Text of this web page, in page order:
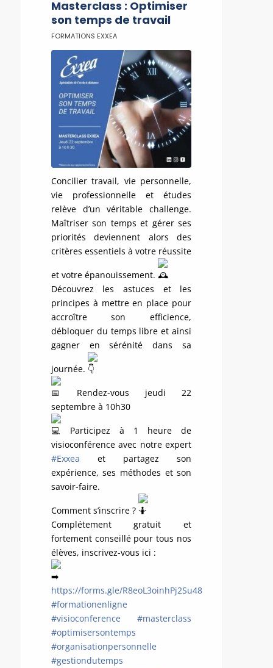
Masterclass : Optimiser
son temps de travail
FORMATIONS EXXEA
Concilier travail, vie personnelle,
vie professionnelle et études
relève d’un véritable challenge.
Maîtriser son temps et gérer ses
priorités deviennent alors des
critères essentiels à votre réussite
et votre épanouissement.
Découvrez les astuces et les
principes à mettre en place pour
accroître son efficience,
débloquer du temps libre et ainsi
gagner en sérénité dans sa
journée.
Rendez-vous jeudi 22
septembre à 10h30
Participez à 1 heure de
visioconférence avec notre expert
#Exxea et partagez son
expérience, ses méthodes et son
savoir-faire.
Comment s’inscrire ?
Complétement gratuit et
fortement conseillé pour tous nos
élèves, inscrivez-vous ici :
https://forms.gle/R8eoL3oinhPj2Su48
#formationenligne
#visioconference
#masterclass
#optimisersontemps
#organisationpersonnelle
#gestiondutemps